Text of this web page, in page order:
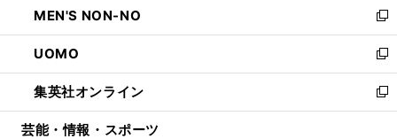
く
で
開
く
ド
ウ
で
開
く
ィ
ン
ド
ウ
で
開
い
ウ
ィ
ン
ド
ウ
MEN'S NON-NO
新
し
い
ウ
ィ
ン
UOMO
新
し
い
ウ
集英社オンライン
新
し
芸能・情報・スポーツ